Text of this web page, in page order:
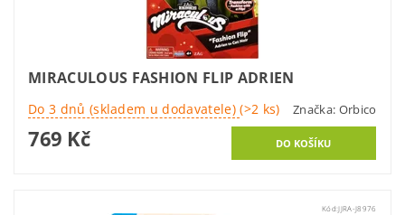
MIRACULOUS FASHION FLIP ADRIEN
Do 3 dnů (skladem u dodavatele)(>2 ks) Značka: Orbico
769 Kč
Kód:JJRA-J8976